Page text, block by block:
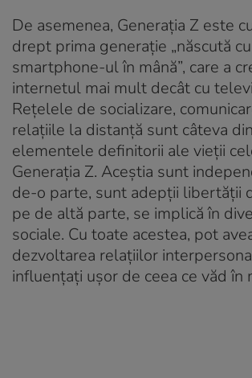
De asemenea, Generația Z este
drept prima generație „născută cu
smartphone-ul în mână”, care a
internetul mai mult decât cu
Rețelele de socializare,
relațiile la distanță sunt câteva
elementele definitorii ale vieții
Generația Z. Aceștia sunt
de-o parte, sunt adepții libertății
pe de altă parte, se implică în
sociale. Cu toate acestea, pot
dezvoltarea relațiilor
influențați ușor de ceea ce văd în